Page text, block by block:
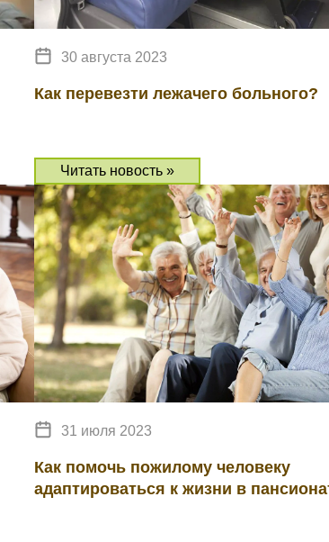
30 августа 2023
Как перевезти лежачего больного?
Читать новость »
31 июля 2023
Как помочь пожилому человеку
адаптироваться к жизни в